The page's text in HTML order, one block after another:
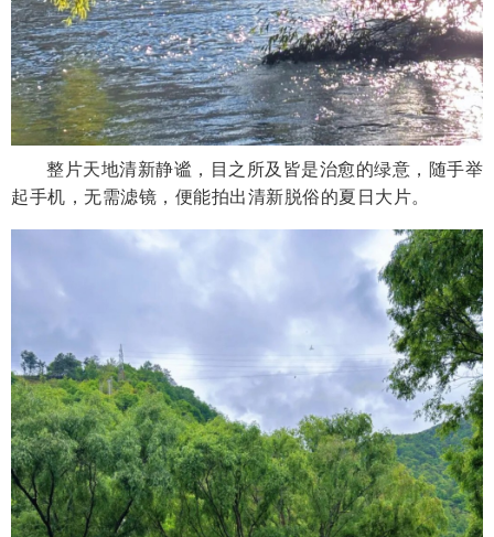
整片天地清新静谧，目之所及皆是治愈的绿意，随手举
起手机，无需滤镜，便能拍出清新脱俗的夏日大片。